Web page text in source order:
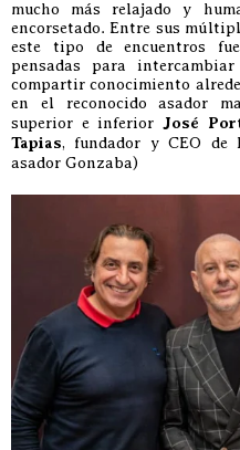
mucho más relajado y
encorsetado. Entre sus
este tipo de encuentros
pensadas para
compartir conocimiento
en el reconocido asador
superior e inferior José
Tapias, fundador y CEO de
asador Gonzaba)